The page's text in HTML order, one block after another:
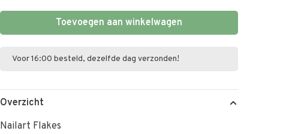
Toevoegen aan winkelwagen
Voor 16:00 besteld, dezelfde dag verzonden!
Overzicht
Nailart Flakes